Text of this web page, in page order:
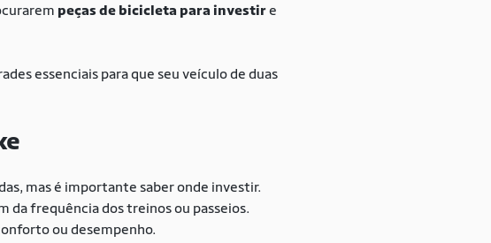
peças de bicicleta para investire
essenciais para que seu veículo de duas
mas é importante saber onde investir.
da frequência dos treinos ou passeios.
ou desempenho.